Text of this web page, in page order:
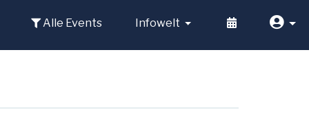
Alle Events Infowelt